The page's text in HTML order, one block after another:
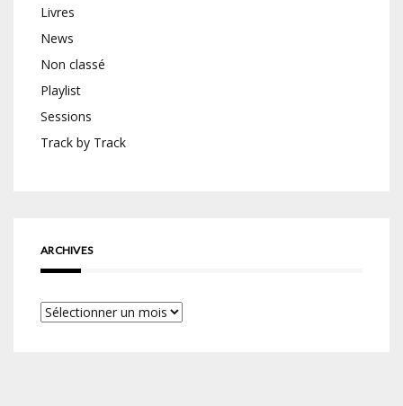
Livres
News
Non classé
Playlist
Sessions
Track by Track
ARCHIVES
Archives